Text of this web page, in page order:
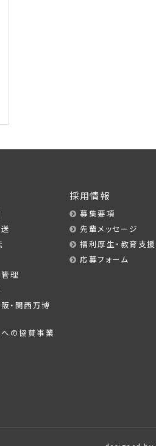
理
・関西万博
の協賛事業
採用情報
募集要項
先輩メッセージ
福利厚生・教育支援
応募フォーム